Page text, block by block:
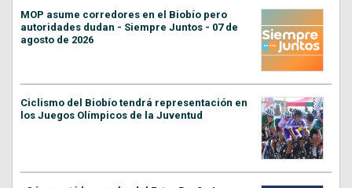
MOP asume corredores en el Biobío pero
autoridades dudan - Siempre Juntos - 07 de
agosto de 2026
Ciclismo del Biobío tendrá representación en
los Juegos Olímpicos de la Juventud